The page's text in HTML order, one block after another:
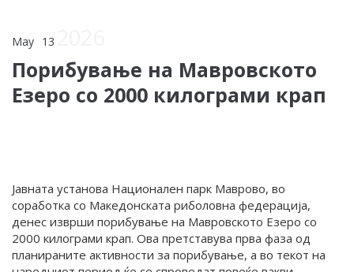
May 13
Порибување на Мавровското
Езеро со 2000 килограми крап
Јавната установа Национален парк Маврово, во
соработка со Македонската риболовна федерација,
денес изврши порибување на Мавровското Езеро со
2000 килограми крап. Ова претставува прва фаза од
планираните активности за порибување, а во текот на